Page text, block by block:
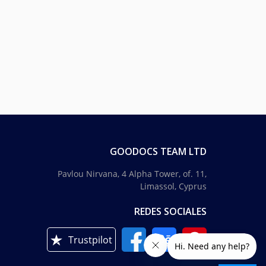
GOODOCS TEAM LTD
Pavlou Nirvana, 4 Alpha Tower, of. 11,
Limassol, Cyprus
REDES SOCIALES
Trustpilot